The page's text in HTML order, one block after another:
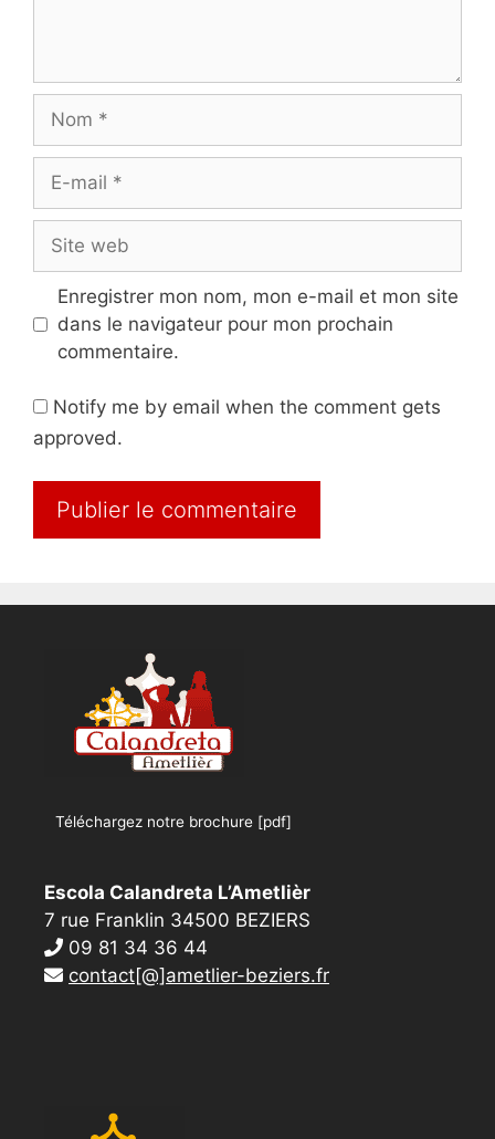
mail
web
Enregistrer mon nom, mon e-mail et mon site
dans le navigateur pour mon prochain
commentaire.
Notify me by email when the comment gets
approved.
Téléchargez notre brochure [pdf]
Escola Calandreta L’Ametlièr
7 rue Franklin 34500 BEZIERS
09 81 34 36 44
contact[@]ametlier-beziers.fr